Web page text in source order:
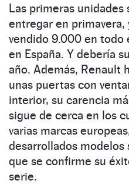
Las primeras unidades
entregar en primavera,
vendido 9.000 en todo
en España. Y debería
año. Además, Renault
unas puertas con
interior, su carencia
sigue de cerca en los
varias marcas
desarrollados modelos
que se confirme su
serie.